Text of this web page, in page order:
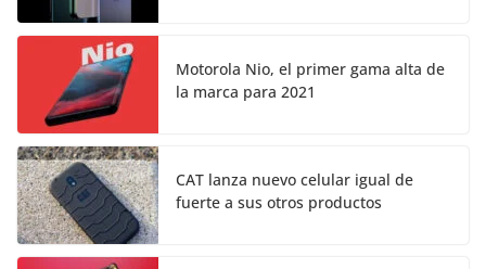
Motorola Nio, el primer gama alta de
la marca para 2021
CAT lanza nuevo celular igual de
fuerte a sus otros productos